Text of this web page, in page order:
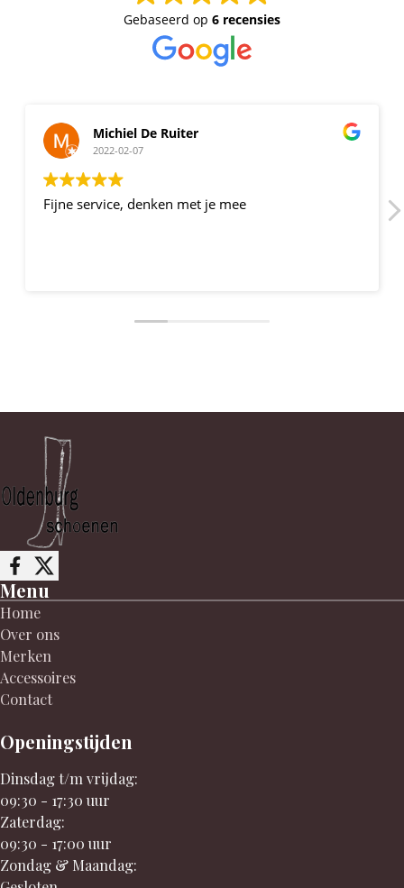
Gebaseerd op 6 recensies
Michiel De Ruiter
2022-02-07
Fijne service, denken met je mee
Follow me on Facebook
Follow me on X
Menu
Home
Over ons
Merken
Accessoires
Contact
Openingstijden
Dinsdag t/m vrijdag:
09:30 - 17:30 uur
Zaterdag:
09:30 - 17:00 uur
Zondag & Maandag: